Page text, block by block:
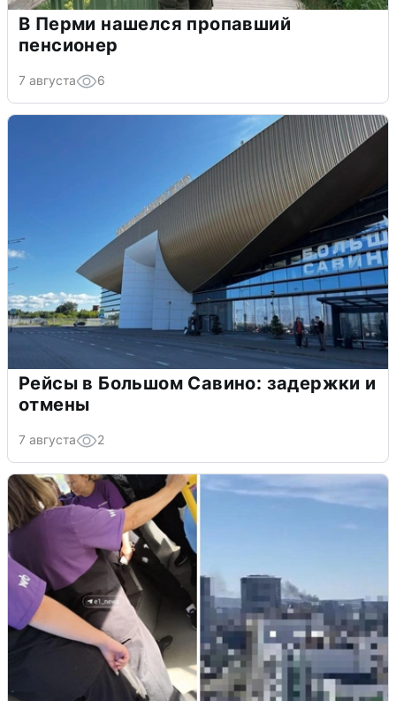
В Перми нашелся пропавший
пенсионер
7 августа 6
Рейсы в Большом Савино: задержки и
отмены
7 августа 2